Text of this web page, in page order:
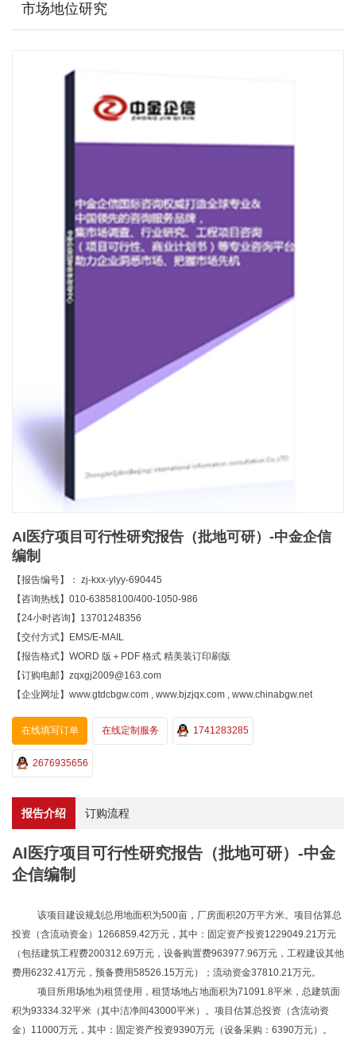
市场地位研究
AI医疗项目可行性研究报告（批地可研）-中金企信
编制
【报告编号】： zj-kxx-ylyy-690445
【咨询热线】010-63858100/400-1050-986
【24小时咨询】13701248356
【交付方式】EMS/E-MAIL
【报告格式】WORD 版＋PDF 格式 精美装订印刷版
【订购电邮】zqxgj2009@163.com
【企业网址】www.gtdcbgw.com , www.bjzjqx.com , www.chinabgw.net
在线填写订单 在线定制服务 1741283285
2676935656
报告介绍 订购流程
AI医疗项目可行性研究报告（批地可研）-中金
企信编制
该项目建设规划总用地面积为500亩，厂房面积20万平方米。项目估算总
投资（含流动资金）1266859.42万元，其中：固定资产投资1229049.21万元
（包括建筑工程费200312.69万元，设备购置费963977.96万元，工程建设其他
费用6232.41万元，预备费用58526.15万元）；流动资金37810.21万元。
项目所用场地为租赁使用，租赁场地占地面积为71091.8平米，总建筑面
积为93334.32平米（其中洁净间43000平米）。项目估算总投资（含流动资
金）11000万元，其中：固定资产投资9390万元（设备采购：6390万元）。